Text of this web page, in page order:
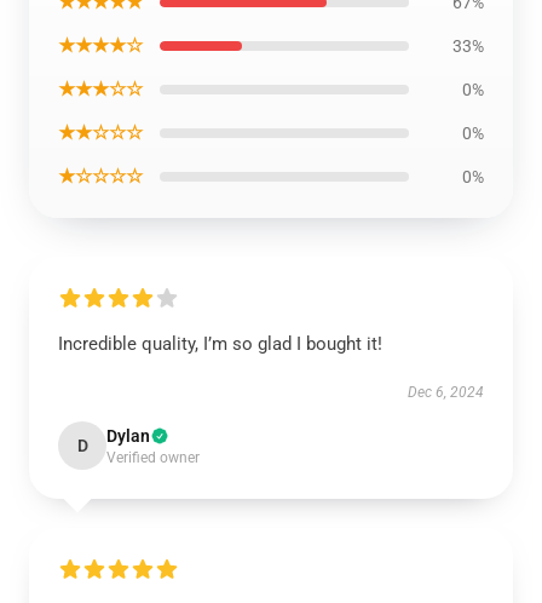
★★★★☆ 33%
★★★☆☆ 0%
★★☆☆☆ 0%
★☆☆☆☆ 0%
Incredible quality, I’m so glad I bought it!
Dec 6, 2024
D Dylan
Verified owner